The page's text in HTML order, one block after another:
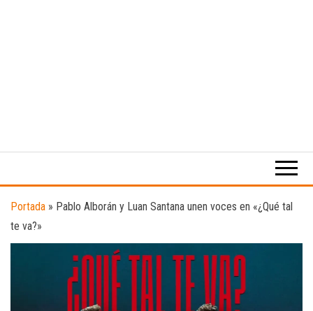
digital
el
música.
Portada » Pablo Alborán y Luan Santana unen voces en «¿Qué tal
te va?»